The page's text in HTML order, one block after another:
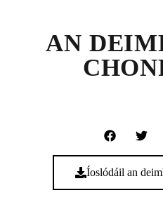
AN
Íoslódáil an